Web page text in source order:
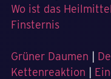
Wo ist das
Finsternis
Grüner Daumen |
Kettenreaktion |